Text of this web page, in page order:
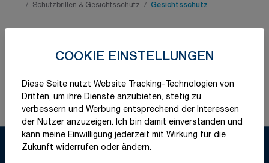
COOKIE EINSTELLUNGEN
Diese Seite nutzt Website Tracking-Technologien von
Dritten, um ihre Dienste anzubieten, stetig zu
verbessern und Werbung entsprechend der Interessen
der Nutzer anzuzeigen. Ich bin damit einverstanden und
kann meine Einwilligung jederzeit mit Wirkung für die
Zukunft widerrufen oder ändern.
/
Schutzbrillen & Gesichtsschutz / Gesichtsschutz
Auswahl finden.